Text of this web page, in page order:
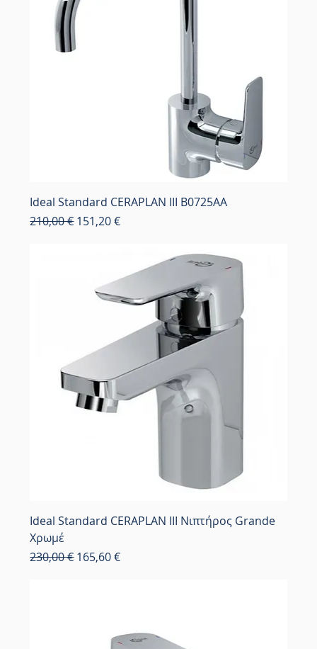
Ideal Standard CERAPLAN III B0725AA
Κανονική τιμή
210,00 € Τιμή Έκπτωσης
151,20 €
Ideal Standard CERAPLAN III Νιπτήρος Grande
Χρωμέ
Κανονική τιμή
230,00 € Τιμή Έκπτωσης
165,60 €